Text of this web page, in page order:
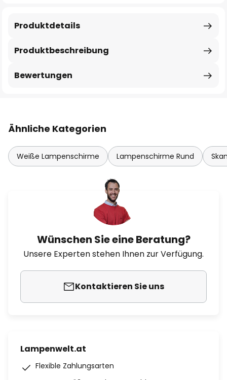
Produktbeschreibung
Produktdetails
Bewertungen
Ähnliche Kategorien
Weiße Lampenschirme Lampenschirme Rund
Wünschen Sie eine Beratung?
Unsere Experten stehen Ihnen zur Verfügung.
Kontaktieren Sie uns
Lampenwelt.at
Flexible Zahlungsarten